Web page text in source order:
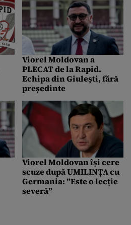
Viorel Moldovan a
PLECAT de la Rapid.
Echipa din Giulești, fără
președinte
Viorel Moldovan își cere
scuze după UMILINȚA cu
Germania: ”Este o lecție
severă”